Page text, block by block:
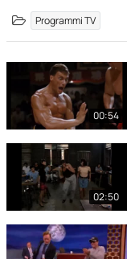
Programmi TV
00:54
02:50